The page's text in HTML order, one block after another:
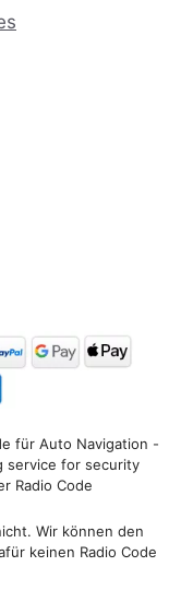
für Auto Navigation -
service for security
Radio Code
Wir können den
keinen Radio Code